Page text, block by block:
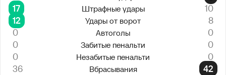
17
Штрафные удары
10
12
Удары от ворот
8
0
Автоголы
0
0
Забитые пенальти
0
0
Незабитые пенальти
0
36
Вбрасывания 42